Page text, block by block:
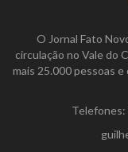
O Jornal Fato
circulação no Vale do
mais 25.000 pessoas
Telefones: